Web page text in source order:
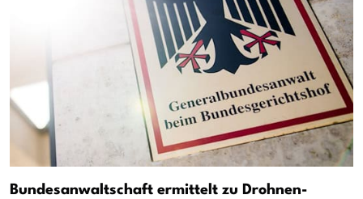
Bundesanwaltschaft ermittelt zu Drohnen-